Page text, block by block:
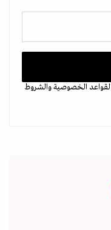
لقواعد الخصوصيةوالشروط